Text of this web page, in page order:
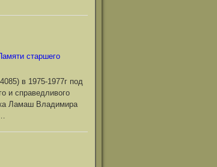
старшего
в 1975-1977г под
и справедливого
Ламаш Владимира